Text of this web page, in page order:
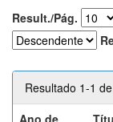
Result./Pág.
Resultado 1-1
Ano de